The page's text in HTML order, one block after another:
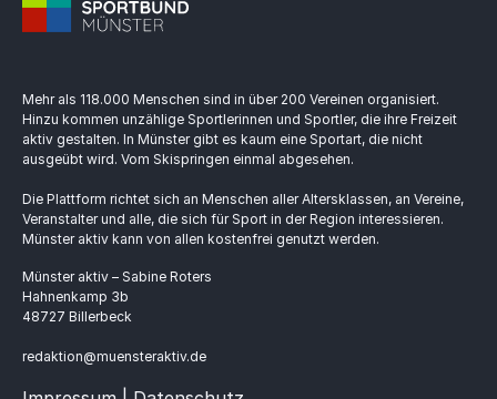
Mehr als 118.000 Menschen sind in über 200 Vereinen organisiert.
Hinzu kommen unzählige Sportlerinnen und Sportler, die ihre Freizeit
aktiv gestalten. In Münster gibt es kaum eine Sportart, die nicht
ausgeübt wird. Vom Skispringen einmal abgesehen.
Die Plattform richtet sich an Menschen aller Altersklassen, an Vereine,
Veranstalter und alle, die sich für Sport in der Region interessieren.
Münster aktiv kann von allen kostenfrei genutzt werden.
Münster aktiv – Sabine Roters
Hahnenkamp 3b
48727 Billerbeck
redaktion@muensteraktiv.de